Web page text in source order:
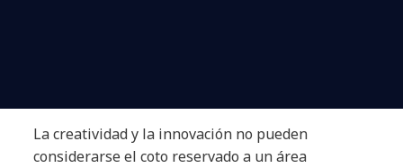
La creatividad y la innovación no pueden
considerarse el coto reservado a un área